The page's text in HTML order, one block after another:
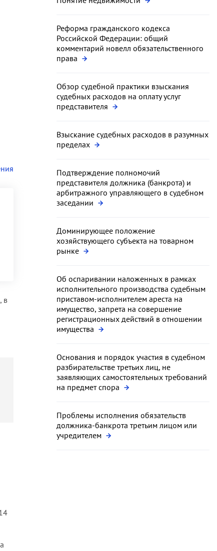
в
Реформа гражданского кодекса
Российской Федерации: общий
комментарий новелл обязательственного
права
Обзор судебной практики взыскания
судебных расходов на оплату услуг
представителя
Взыскание судебных расходов в разумных
пределах
Подтверждение полномочий
представителя должника (банкрота) и
арбитражного управляющего в судебном
заседании
Доминирующее положение
хозяйствующего субъекта на товарном
рынке
Об оспаривании наложенных в рамках
исполнительного производства судебным
приставом-исполнителем ареста на
имущество, запрета на совершение
регистрационных действий в отношении
имущества
Основания и порядок участия в судебном
разбирательстве третьих лиц, не
заявляющих самостоятельных требований
на предмет спора
Проблемы исполнения обязательств
должника-банкрота третьим лицом или
учредителем